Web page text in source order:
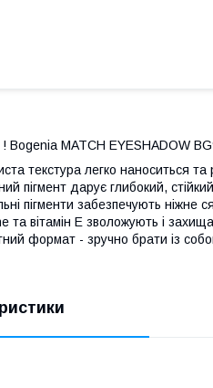
MATCH EYESHADOW
текстура легко наноситься та
пігмент дарує глибокий,
пігменти забезпечують ніжне
та вітамін E зволожують і
формат - зручно брати із